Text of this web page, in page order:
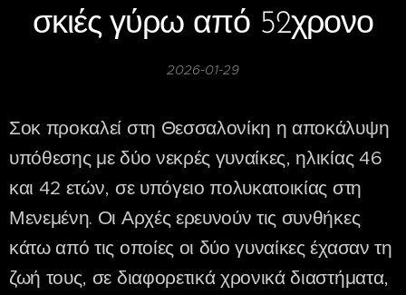
σκιές γύρω από 52χρονο
2026-01-29
Σοκ προκαλεί στη Θεσσαλονίκη η αποκάλυψη
υπόθεσης με δύο νεκρές γυναίκες, ηλικίας 46
και 42 ετών, σε υπόγειο πολυκατοικίας στη
Μενεμένη. Οι Αρχές ερευνούν τις συνθήκες
κάτω από τις οποίες οι δύο γυναίκες έχασαν τη
ζωή τους, σε διαφορετικά χρονικά διαστήματα,